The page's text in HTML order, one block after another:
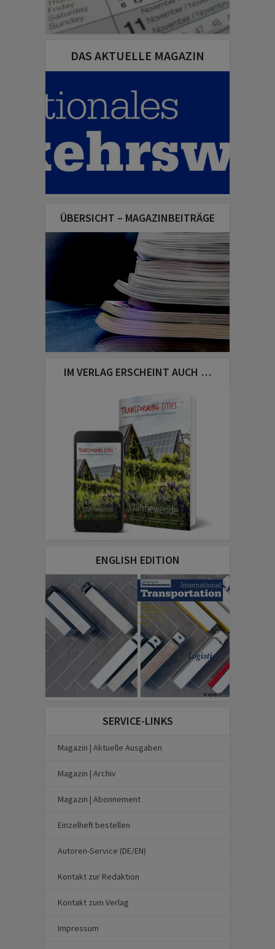
DAS AKTUELLE MAGAZIN
ÜBERSICHT – MAGAZINBEITRÄGE
IM VERLAG ERSCHEINT AUCH …
ENGLISH EDITION
SERVICE-LINKS
Magazin | Aktuelle Ausgaben
Magazin | Archiv
Magazin | Abonnement
Einzelheft bestellen
Autoren-Service (DE/EN)
Kontakt zur Redaktion
Kontakt zum Verlag
Impressum